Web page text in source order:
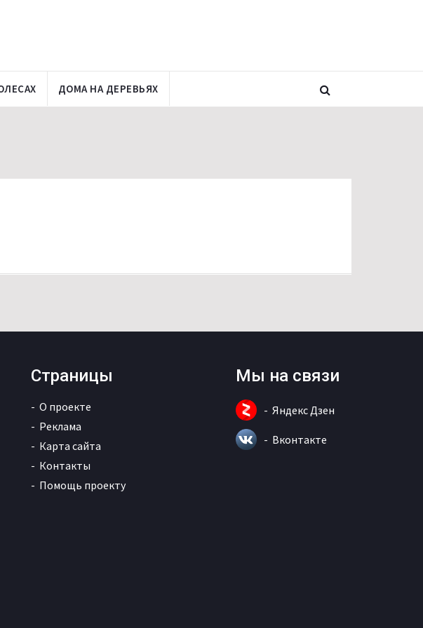
ДОМА НА ДЕРЕВЬЯХ
Страницы
О проекте
Реклама
Карта сайта
Контакты
Помощь проекту
Мы на связи
Яндекс Дзен
Вконтакте